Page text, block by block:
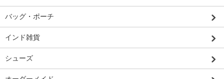
バッグ・ポーチ
インド雑貨
シューズ